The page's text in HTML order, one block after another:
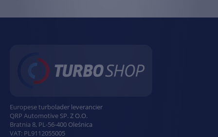
Europese turbolader leverancier
QRP Automotive SP. Z O.O.
Bratnia 8, PL-56-400 Oleśnica
VAT: PL9112055005